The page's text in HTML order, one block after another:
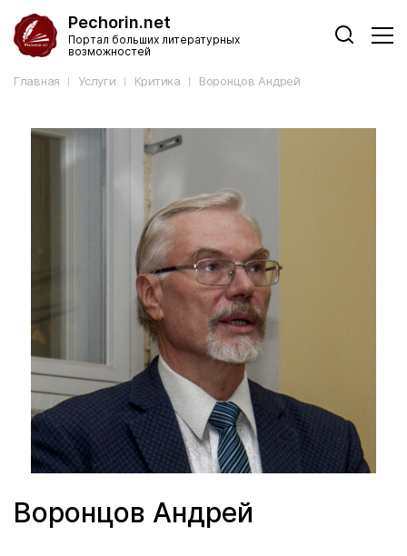
Pechorin.net
Портал больших литературных
возможностей
Главная Услуги Критика Воронцов Андрей
Воронцов Андрей